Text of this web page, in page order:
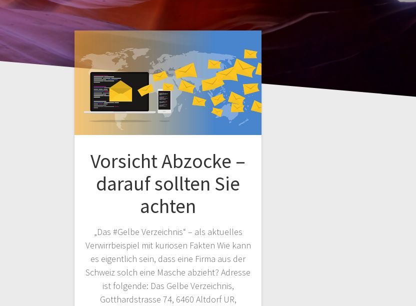
Vorsicht Abzocke –
darauf sollten Sie
achten
„Das #Gelbe Verzeichnis“ – als aktuelles
Verwirrbeispiel mit kuriosen Fakten Wie kann
es eigentlich sein, dass eine Firma aus der
Schweiz solch eine Masche abzieht? Adresse
ist folgende: Das Gelbe Verzeichnis,
Gotthardstrasse 74, 6460 Altdorf UR,